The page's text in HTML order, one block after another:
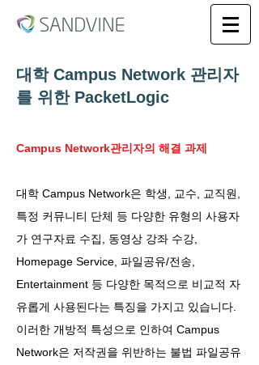
대학 Campus Network 관리자
를 위한 PacketLogic
Campus Network관리자의 해결 과제
대학 Campus Network은 학생, 교수, 교직원,
특정 커뮤니티 단체 등 다양한 유형의 사용자
가 연구자료 수집, 동영상 강좌 수강,
Homepage Service, 파일공유/전송,
Entertainment 등 다양한 목적으로 비교적 자
유롭게 사용된다는 특징을 가지고 있습니다.
이러한 개방적 특성으로 인하여 Campus
Network은 저작권을 위반하는 불법 파일공유